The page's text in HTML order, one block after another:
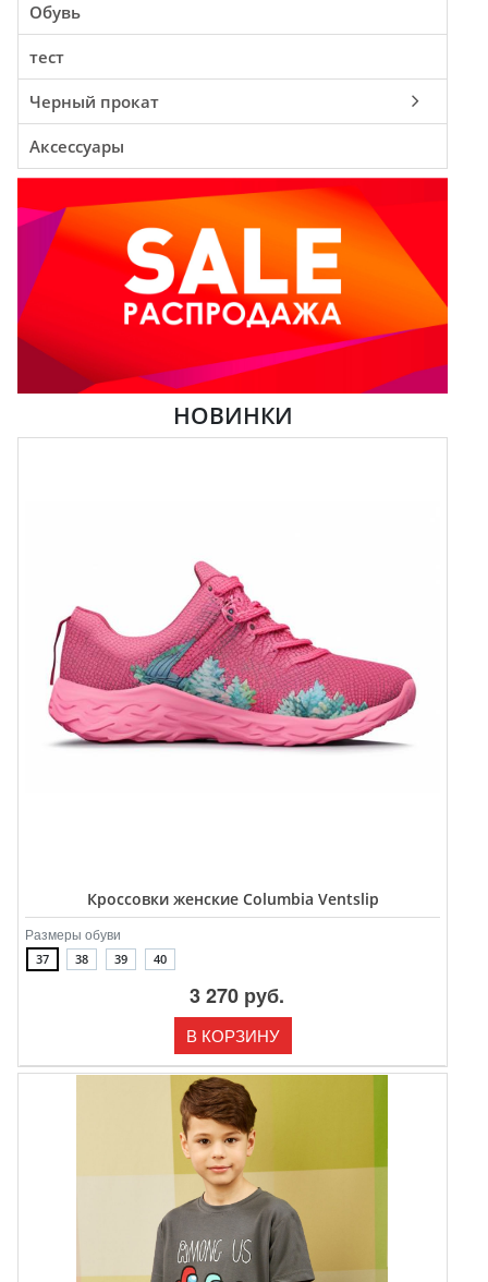
Обувь
тест
Черный прокат
Аксессуары
НОВИНКИ
Кроссовки женские Columbia Ventslip
Размеры обуви
37 38 39 40
3 270 руб.
В КОРЗИНУ